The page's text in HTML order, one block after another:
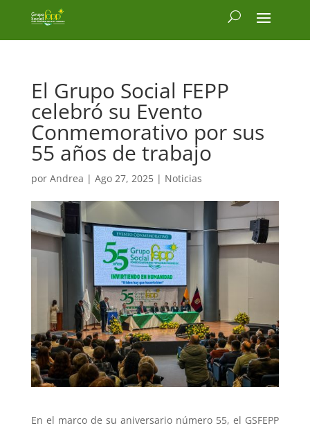
El Grupo Social FEPP
celebró su Evento
Conmemorativo por sus
55 años de trabajo
por Andrea | Ago 27, 2025| Noticias
En el marco de su aniversario número 55, el GSFEPP